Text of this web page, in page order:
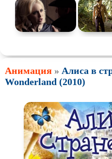
Анимация » Алиса в
Wonderland (2010)